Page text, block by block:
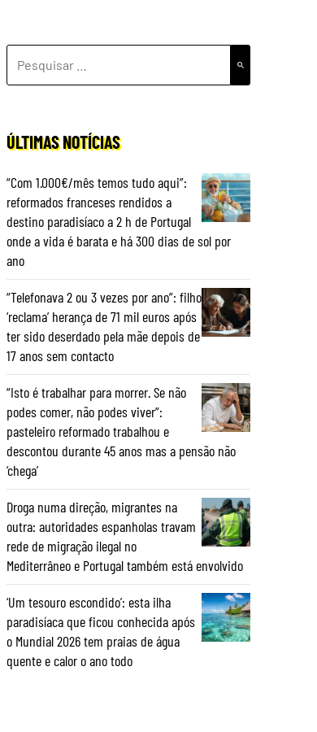
POR:
ÚLTIMAS NOTÍCIAS
“Com 1.000€/mês temos tudo aqui”:
reformados franceses rendidos a
destino paradisíaco a 2 h de Portugal
onde a vida é barata e há 300 dias de sol por
ano
“Telefonava 2 ou 3 vezes por ano”: filho
‘reclama’ herança de 71 mil euros após
ter sido deserdado pela mãe depois de
17 anos sem contacto
“Isto é trabalhar para morrer. Se não
podes comer, não podes viver”:
pasteleiro reformado trabalhou e
descontou durante 45 anos mas a pensão não
‘chega’
Droga numa direção, migrantes na
outra: autoridades espanholas travam
rede de migração ilegal no
Mediterrâneo e Portugal também está envolvido
‘Um tesouro escondido’: esta ilha
paradisíaca que ficou conhecida após
o Mundial 2026 tem praias de água
quente e calor o ano todo